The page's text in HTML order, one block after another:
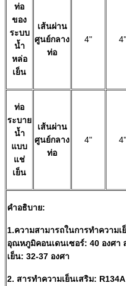
ท่อ
ของ
ระบบ
น้ำ
หล่อ
เย็น
เส้นผ่าน
ศูนย์กลาง
ท่อ
4" 4"
ท่อ
ระบาย
น้ำ
แบบ
แช่
เย็น
เส้นผ่าน
ศูนย์กลาง
ท่อ
4" 4"
คำอธิบาย:
1.ความสามารถในการทำความ
อุณหภูมิคอนเดนเซอร์: 40 องศา
เย็น: 32-37 องศา
2. สารทำความเย็นเสริม: